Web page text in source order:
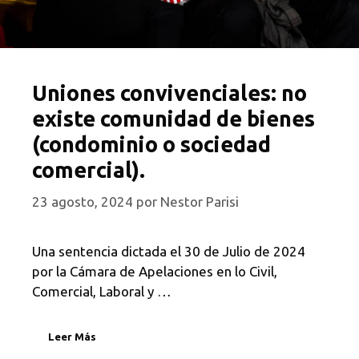
Uniones convivenciales: no
existe comunidad de bienes
(condominio o sociedad
comercial).
23 agosto, 2024 por Nestor Parisi
Una sentencia dictada el 30 de Julio de 2024
por la Cámara de Apelaciones en lo Civil,
Comercial, Laboral y …
Leer Más